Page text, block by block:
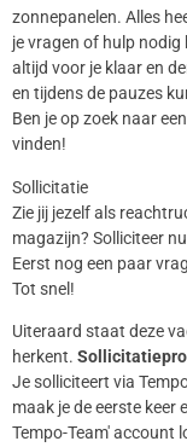
zonnepanelen. Alles
je vragen of hulp nodig
altijd voor je klaar en
en tijdens de pauzes
Ben je op zoek naar
vinden!
Sollicitatie
Zie jij jezelf als
magazijn? Solliciteer
Eerst nog een paar
Tot snel!
Uiteraard staat deze
herkent.
Je solliciteert via
maak je de eerste keer
Tempo-Team' account